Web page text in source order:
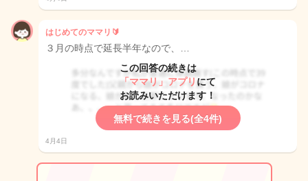
はじめてのママリ🔰
３月の時点で延長半年なので、…
この回答の続きは
「ママリ」アプリ にて
お読みいただけます！
無料で続きを見る(全4件)
4月4日